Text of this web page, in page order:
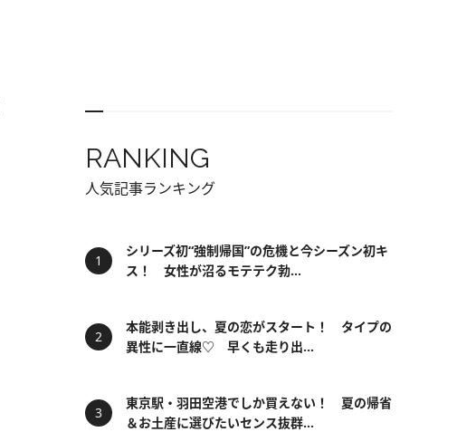
RANKING
人気記事ランキング
シリーズ初“強制帰国”の危機と今シーズン初キ
ス！ 女性が沼るモテテク勃...
本能剥き出し、夏の恋がスタート！ タイプの
異性に一直線♡ 早くも走り出...
東京駅・羽田空港でしか買えない！ 夏の帰省
＆お土産に選びたいセンス抜群...